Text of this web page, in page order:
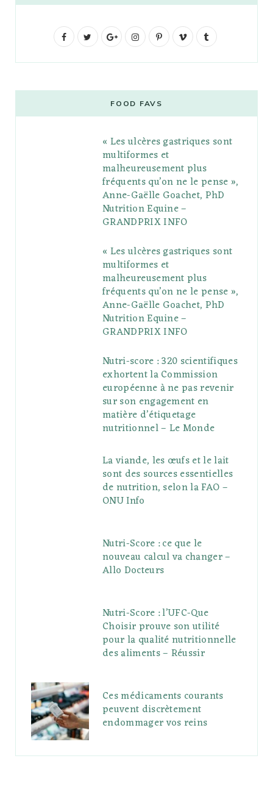
F
b
t
G
g
l
e
P
l
s
I
t
a
g
r
a
m
P
e
r
e
s
V
o
l
r
FOOD FAVS
« Les ulcères gastriques sont
multiformes et
malheureusement plus
fréquents qu’on ne le pense »,
Anne-Gaëlle Goachet, PhD
Nutrition Equine –
GRANDPRIX INFO
« Les ulcères gastriques sont
multiformes et
malheureusement plus
fréquents qu’on ne le pense »,
Anne-Gaëlle Goachet, PhD
Nutrition Equine –
GRANDPRIX INFO
Nutri-score : 320 scientifiques
exhortent la Commission
européenne à ne pas revenir
sur son engagement en
matière d’étiquetage
nutritionnel – Le Monde
La viande, les œufs et le lait
sont des sources essentielles
de nutrition, selon la FAO –
ONU Info
Nutri-Score : ce que le
nouveau calcul va changer –
Allo Docteurs
Nutri-Score : l’UFC-Que
Choisir prouve son utilité
pour la qualité nutritionnelle
des aliments – Réussir
Ces médicaments courants
peuvent discrètement
endommager vos reins